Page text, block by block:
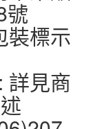
號
裝標示
詳見商